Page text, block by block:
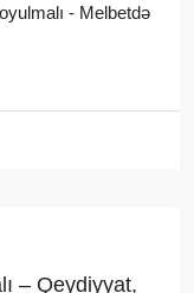
- Melbetdə
– Qeydiyyat,